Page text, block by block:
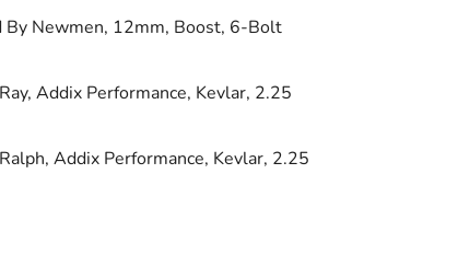
By Newmen, 12mm, Boost, 6-Bolt
Addix Performance, Kevlar, 2.25
Addix Performance, Kevlar, 2.25